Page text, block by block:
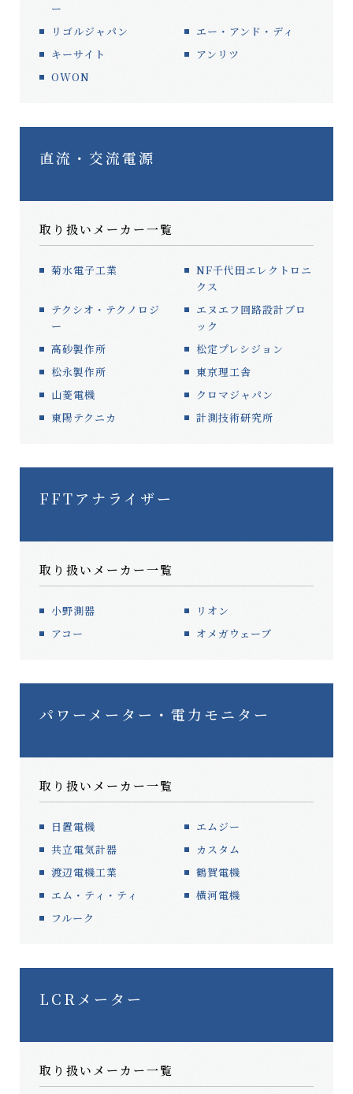
ー
リゴルジャパン
エー・アンド・ディ
キーサイト
アンリツ
OWON
直流・交流電源
取り扱いメーカー一覧
菊水電子工業
NF千代田エレクトロニ
クス
テクシオ・テクノロジ
ー
エヌエフ回路設計ブロ
ック
高砂製作所
松定プレシジョン
松永製作所
東京理工舎
山菱電機
クロマジャパン
東陽テクニカ
計測技術研究所
FFTアナライザー
取り扱いメーカー一覧
小野測器
リオン
アコー
オメガウェーブ
パワーメーター・電力モニター
取り扱いメーカー一覧
日置電機
エムジー
共立電気計器
カスタム
渡辺電機工業
鶴賀電機
エム・ティ・ティ
横河電機
フルーク
LCRメーター
取り扱いメーカー一覧